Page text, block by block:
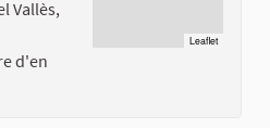
Vallès,
d'en
Leaflet